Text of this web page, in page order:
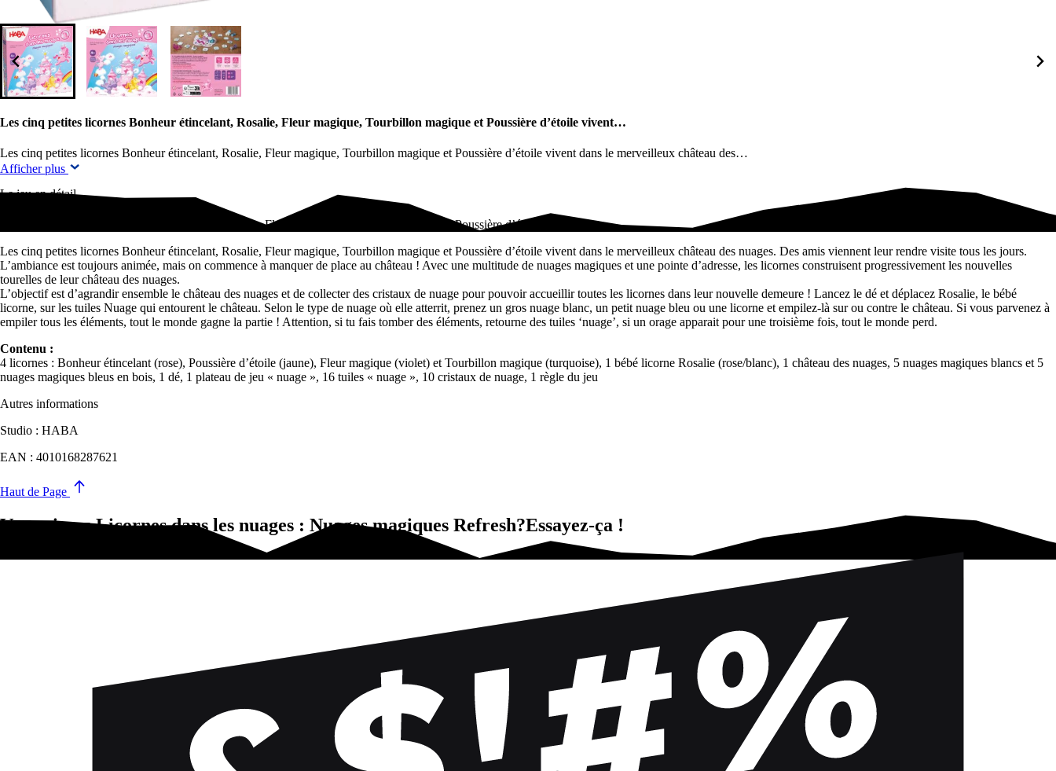
Les cinq petites licornes Bonheur étincelant, Rosalie, Fleur magique, Tourbillon magique et Poussière d’étoile vivent…
Les cinq petites licornes Bonheur étincelant, Rosalie, Fleur magique, Tourbillon magique et Poussière d’étoile vivent dans le merveilleux château des…
Afficher plus
Le jeu en détail
Les cinq petites licornes Bonheur étincelant, Rosalie, Fleur magique, Tourbillon magique et Poussière d’étoile vivent…
Les cinq petites licornes Bonheur étincelant, Rosalie, Fleur magique, Tourbillon magique et Poussière d’étoile vivent dans le merveilleux château des nuages. Des amis viennent leur rendre visite tous les jours.
L’ambiance est toujours animée, mais on commence à manquer de place au château ! Avec une multitude de nuages magiques et une pointe d’adresse, les licornes construisent progressivement les nouvelles
tourelles de leur château des nuages.
L’objectif est d’agrandir ensemble le château des nuages et de collecter des cristaux de nuage pour pouvoir accueillir toutes les licornes dans leur nouvelle demeure ! Lancez le dé et déplacez Rosalie, le bébé
licorne, sur les tuiles Nuage qui entourent le château. Selon le type de nuage où elle atterrit, prenez un gros nuage blanc, un petit nuage bleu ou une licorne et empilez-là sur ou contre le château. Si vous parvenez à
empiler tous les éléments, tout le monde gagne la partie ! Attention, si tu fais tomber des éléments, retourne des tuiles ‘nuage’, si un orage apparait pour une troisième fois, tout le monde perd.
Contenu :
4 licornes : Bonheur étincelant (rose), Poussière d’étoile (jaune), Fleur magique (violet) et Tourbillon magique (turquoise), 1 bébé licorne Rosalie (rose/blanc), 1 château des nuages, 5 nuages magiques blancs et 5
nuages magiques bleus en bois, 1 dé, 1 plateau de jeu « nuage », 16 tuiles « nuage », 10 cristaux de nuage, 1 règle du jeu
Autres informations
Studio : HABA
EAN : 4010168287621
Haut de Page
Vous aimez Licornes dans les nuages : Nuages magiques Refresh?Essayez-ça !